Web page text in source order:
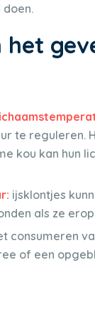
het
te reguleren.
kou kan hun
ijsklontjes
als ze
consumeren
of een